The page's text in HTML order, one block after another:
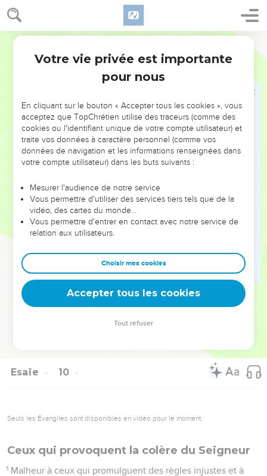
Esaïe 9
branche de palmier et le roseau, tout cela le même jour.
14 – L'ancien et le magistrat, c'est la tête, et le prophète qui
propage le mensonge, c'est la queue. –
Les conducteurs de ce peuple l'égarent et ceux qui se
laissent conduire par eux se perdent.
C'est pourquoi le Seigneur ne peut se réjouir en pensant à
ses jeunes gens et n’aura pas pitié de leurs orphelins et de
leurs veuves. En effet, tous sont des impies et des méchants,
et toutes les bouches ne savent que proférer des absurdités.
Mais malgré tout cela, sa colère ne se détourne pas et sa
puissance est encore déployée.
ronces et buissons épineux ; elle embrase les buissons de la
forêt, d'où s'élèvent des colonnes de fumée.
C’est à cause de la colère de l'Eternel, le maître de
l’univers, que le pays est embrasé, et le peuple alimente lui-
même ce feu : personne n'épargne son frère ;
on pille à droite, mais on a encore faim ; on dévore à
gauche, mais on n'est pas rassasié ; chacun se met à manger
son propre bras.
Esaïe 10
Seuls les Évangiles sont disponibles en vidéo pour le moment.
Ceux qui provoquent la colère du Seigneur
1 Malheur à ceux qui promulguent des règles injustes et à
Votre vie privée est importante
pour nous
En cliquant sur le bouton « Accepter tous les cookies », vous
acceptez que TopChrétien utilise des traceurs (comme des
cookies ou l'identifiant unique de votre compte utilisateur) et
traite vos données à caractère personnel (comme vos
données de navigation et les informations renseignées dans
votre compte utilisateur) dans les buts suivants :
Mesurer l'audience de notre service
Vous permettre d'utiliser des services tiers tels que de la
vidéo, des cartes du monde…
Vous permettre d'entrer en contact avec notre service de
relation aux utilisateurs.
Choisir mes cookies
Accepter tous les cookies
Tout refuser